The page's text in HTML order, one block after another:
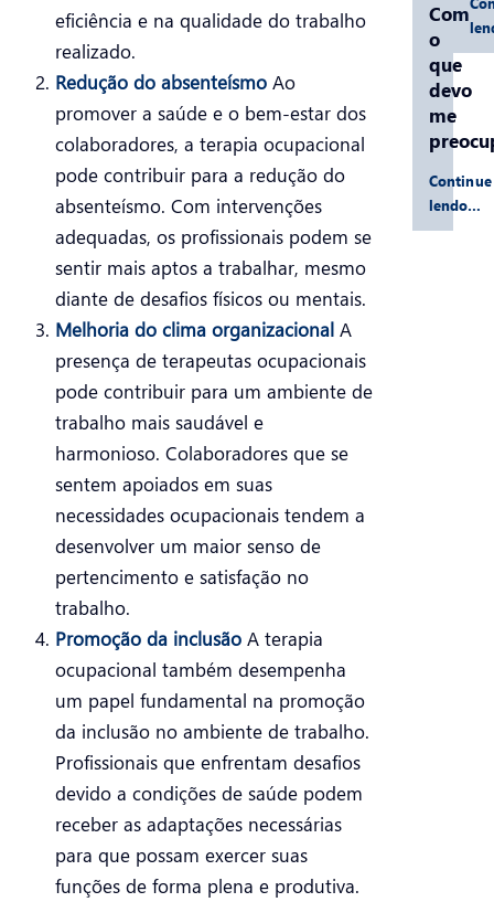
eficiência e na qualidade do trabalho
realizado.
Redução do absenteísmoAo
promover a saúde e o bem-estar dos
colaboradores, a terapia ocupacional
pode contribuir para a redução do
absenteísmo. Com intervenções
adequadas, os profissionais podem se
sentir mais aptos a trabalhar, mesmo
diante de desafios físicos ou mentais.
Melhoria do clima organizacionalA
presença de terapeutas ocupacionais
pode contribuir para um ambiente de
trabalho mais saudável e
harmonioso. Colaboradores que se
sentem apoiados em suas
necessidades ocupacionais tendem a
desenvolver um maior senso de
pertencimento e satisfação no
trabalho.
Promoção da inclusão A terapia
ocupacional também desempenha
um papel fundamental na promoção
da inclusão no ambiente de trabalho.
Profissionais que enfrentam desafios
devido a condições de saúde podem
receber as adaptações necessárias
para que possam exercer suas
funções de forma plena e produtiva.
Com
o
que
devo
me
Continue
lendo…